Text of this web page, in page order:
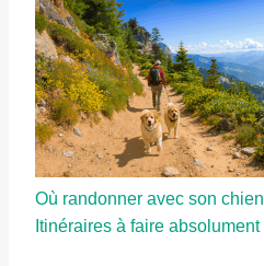
Où randonner avec son
Itinéraires à faire absolument